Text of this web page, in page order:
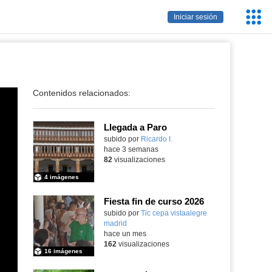
Iniciar sesión
Contenidos relacionados:
Llegada a Paro
subido por Ricardo I.
4 imágenes
hace 3 semanas
82 visualizaciones
Fiesta fin de curso 2026
subido por Tic cepa vistaalegre
madrid
16 imágenes
hace un mes
162 visualizaciones